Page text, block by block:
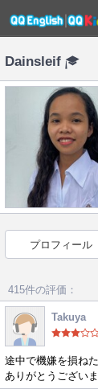
Dainsleif
プロフィール
415件の評価：
Takuya
途中で機嫌を損ね
ありがとうございま